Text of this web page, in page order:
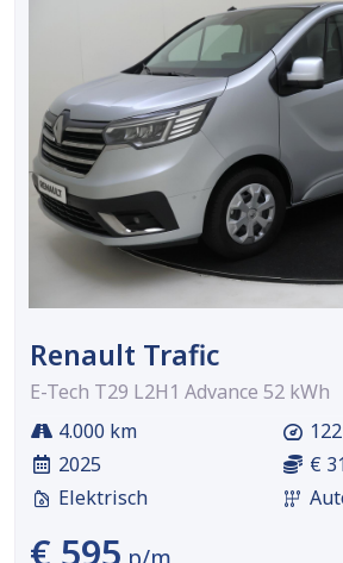
Renault Trafic
E-Tech T29 L2H1 Advance 52 kWh
4.000 km
2025
Elektrisch
€
€ 595